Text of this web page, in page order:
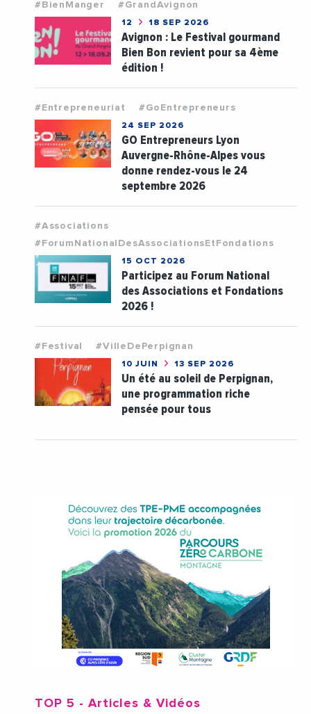
#BienManger #GrandAvignon
12 18 SEP 2026
Avignon : Le Festival gourmand
Bien Bon revient pour sa 4ème
édition !
#Entrepreneuriat #GoEntrepreneurs
24 SEP 2026
GO Entrepreneurs Lyon
Auvergne-Rhône-Alpes vous
donne rendez-vous le 24
septembre 2026
#Associations
#ForumNationalDesAssociationsEtFondations
15 OCT 2026
Participez au Forum National
des Associations et Fondations
2026 !
#Festival #VilleDePerpignan
10 JUIN 13 SEP 2026
Un été au soleil de Perpignan,
une programmation riche
pensée pour tous
TOP 5 - Articles & Vidéos